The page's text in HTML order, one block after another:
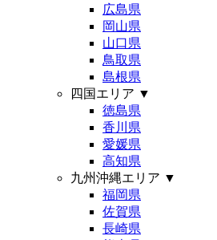
広島県
岡山県
山口県
鳥取県
島根県
四国エリア ▼
徳島県
香川県
愛媛県
高知県
九州沖縄エリア ▼
福岡県
佐賀県
長崎県